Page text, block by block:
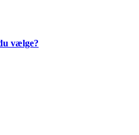
vælge?